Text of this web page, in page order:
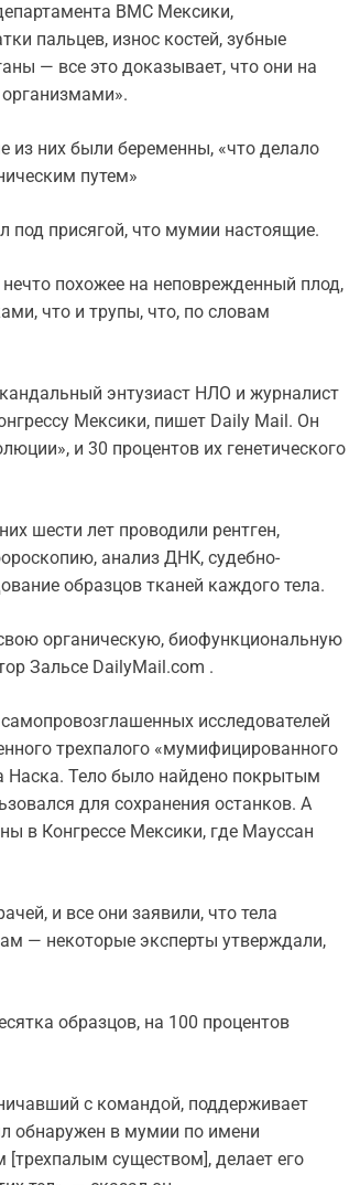
ВМС Мексики,
пальцев, износ костей, зубные
— все это доказывает, что они на
из них были беременны, «что делало
путем»
под присягой, что мумии настоящие.
похожее на неповрежденный плод,
что и трупы, что, по словам
энтузиаст НЛО и журналист
Мексики, пишет Daily Mail. Он
и 30 процентов их генетического
шести лет проводили рентген,
анализ ДНК, судебно-
образцов тканей каждого тела.
органическую, биофункциональную
Зальсе DailyMail.com .
исследователей
трехпалого «мумифицированного
Наска. Тело было найдено покрытым
для сохранения останков. А
в Конгрессе Мексики, где Мауссан
и все они заявили, что тела
— некоторые эксперты утверждали,
образцов, на 100 процентов
с командой, поддерживает
обнаружен в мумии по имени
[трехпалым существом], делает его